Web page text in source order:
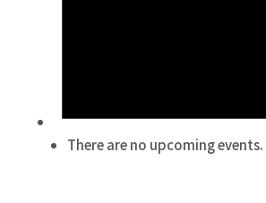
There are no upcoming events.